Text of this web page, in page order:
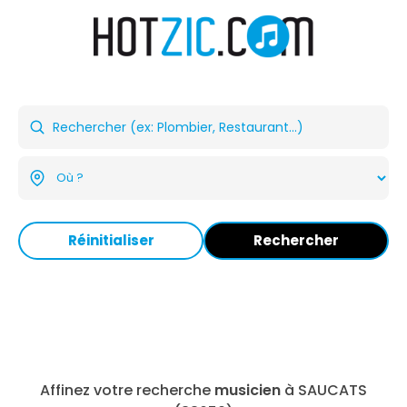
Réinitialiser Rechercher
Affinez votre recherche musicien à SAUCATS